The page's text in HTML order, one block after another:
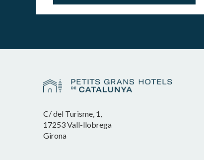
C/ del Turisme, 1,
17253 Vall-llobrega
Girona